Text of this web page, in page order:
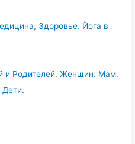
Здоровье. Йога в
и Родителей. Женщин. Мам.